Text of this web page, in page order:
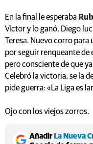
En la final le esperaba
Víctor y lo ganó. Diego
Teresa. Nuevo corro
por seguir renqueante de
pero consciente de que
Celebró la victoria, se la
pide guerra: «La Liga es
Ojo con los viejos zorros.
AñadirLa Nueva